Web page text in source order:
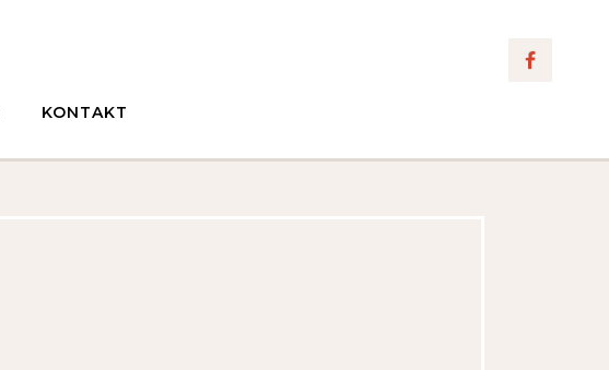
KONTAKT